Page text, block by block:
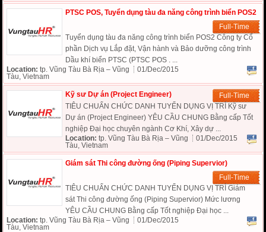
PTSC POS, Tuyển dụng tàu đa năng công trình biển POS2
Full-Time
Tuyển dụng tàu đa năng công trình biển POS2 Công ty Cổ
phần Dịch vụ Lắp đặt, Vận hành và Bảo dưỡng công trình
Dầu khí biển PTSC (PTSC POS . ...
Location: tp. Vũng Tàu Bà Rịa – Vũng
Tàu, Vietnam
01/Dec/2015
Kỹ sư Dự án (Project Engineer)
Full-Time
TIÊU CHUẨN CHỨC DANH TUYỂN DỤNG VỊ TRÍ Kỹ sư
Dự án (Project Engineer) YÊU CẦU CHUNG Bằng cấp Tốt
nghiệp Đại học chuyên ngành Cơ Khí, Xây dự ...
Location: tp. Vũng Tàu Bà Rịa – Vũng
Tàu, Vietnam
01/Dec/2015
Giám sát Thi công đường ống (Piping Supervior)
Full-Time
TIÊU CHUẨN CHỨC DANH TUYỂN DỤNG VỊ TRÍ Giám
sát Thi công đường ống (Piping Supervior) Mức lương
YÊU CẦU CHUNG Bằng cấp Tốt nghiệp Đại học ...
Location: tp. Vũng Tàu Bà Rịa – Vũng
Tàu, Vietnam
01/Dec/2015